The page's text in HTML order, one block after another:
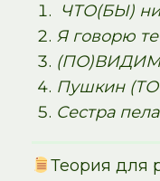
ЧТО(БЫ) ни
Я говорю
Пушкин
Сестра
Теория для